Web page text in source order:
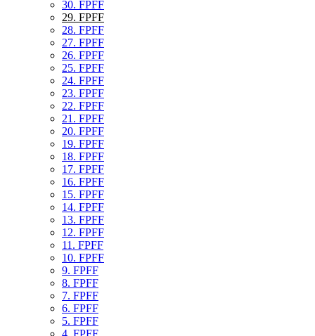
30. FPFF
29. FPFF
28. FPFF
27. FPFF
26. FPFF
25. FPFF
24. FPFF
23. FPFF
22. FPFF
21. FPFF
20. FPFF
19. FPFF
18. FPFF
17. FPFF
16. FPFF
15. FPFF
14. FPFF
13. FPFF
12. FPFF
11. FPFF
10. FPFF
9. FPFF
8. FPFF
7. FPFF
6. FPFF
5. FPFF
4. FPFF